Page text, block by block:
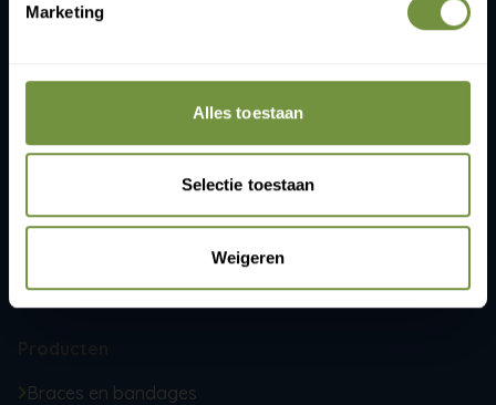
Marketing
Alles toestaan
Selectie toestaan
Weigeren
info@thuiszorgwinkelonline.nl
ma-vr 09:00-13:00 & 14:00-16:30
Braces en bandages